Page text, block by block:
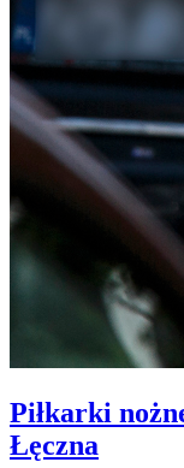
Piłkarki
Łęczna